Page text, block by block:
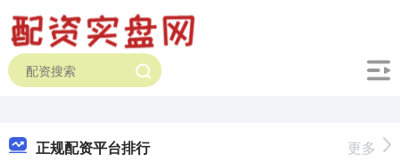
正规配资平台排行 更多